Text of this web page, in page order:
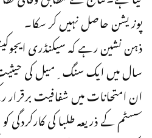
پوزیشن حاصل نہیں کر سکا۔
ذہن نشین رہے کہ سیکنڈری
سال میں ایک سنگ ِمیل کی حیثیت
ان امتحانات میں شفافیت برقرار
سسٹم کے ذریعہ طلبا کی کارکردگی